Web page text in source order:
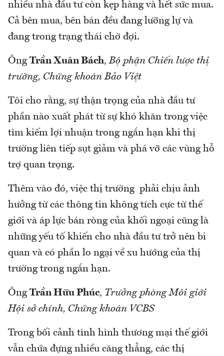
nhiều nhà đầu tư còn kẹp hàng và hết sức mua.
Cả bên mua, bên bán đều đang lưỡng lự và
đang trong trạng thái chờ đợi.
Ông Trần Xuân Bách,Bộ phận Chiến lược thị
trường, Chứng khoán Bảo Việt
Tôi cho rằng, sự thận trọng của nhà đầu tư
phần nào xuất phát từ sự khó khăn trong việc
tìm kiếm lợi nhuận trong ngắn hạn khi thị
trường liên tiếp sụt giảm và phá vỡ các vùng hỗ
trợ quan trọng.
Thêm vào đó, việc thị trường phải chịu ảnh
hưởng từ các thông tin không tích cực từ thế
giới và áp lực bán ròng của khối ngoại cũng là
những yếu tố khiến cho nhà đầu tư trở nên bi
quan và có phần lo ngại về xu hướng của thị
trường trong ngắn hạn.
Ông Trần Hữu Phúc, Trưởng phòng Môi giới
Hội sở chính, Chứng khoán VCBS
Trong bối cảnh tình hình thương mại thế giới
vẫn chứa đựng nhiều căng thẳng, các thị